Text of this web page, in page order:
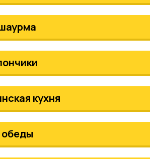
кухня
обеды